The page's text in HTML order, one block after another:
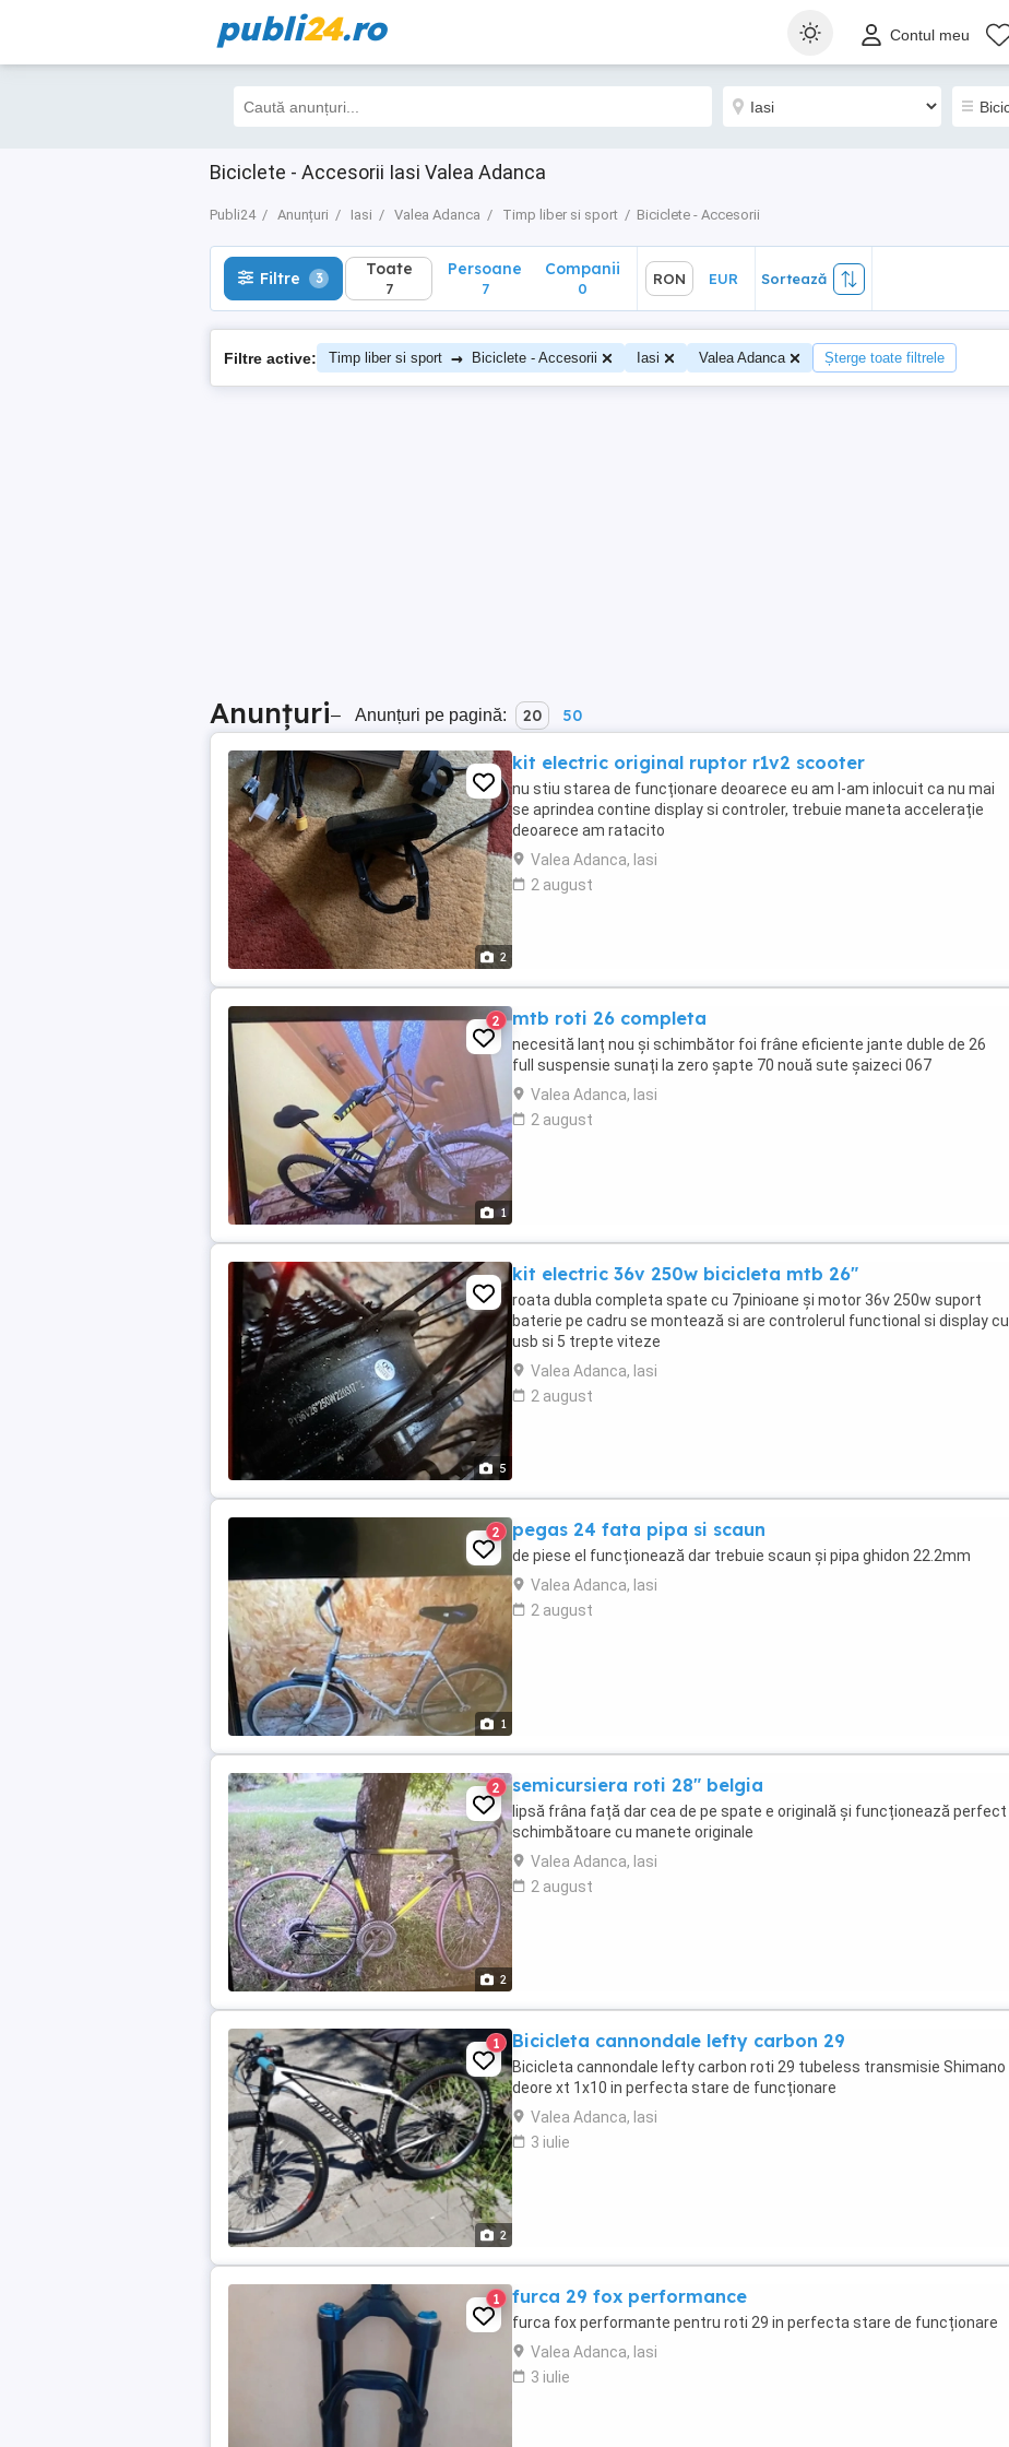
publi24.ro Contul meu
Biciclete - Accesorii Iasi Valea Adanca
Publi24 Anunțuri Iasi Valea Adanca Timp liber si sport Biciclete - Accesorii
Filtre 3 Toate
7
Sortează
Filtre 3 Toate
7
Persoane
7
Companii
0
RON EUR Sortează
Filtre active: Timp liber si sport → Biciclete - Accesorii Iasi Valea Adanca Șterge toate filtrele
Anunțuri– Anunțuri pe pagină: 20 50
2
kit electric original ruptor r1v2 scooter
nu stiu starea de funcționare deoarece eu am l-am inlocuit ca nu mai
se aprindea contine display si controler, trebuie maneta accelerație
deoarece am ratacito
Valea Adanca, Iasi
2 august
1
2 mtb roti 26 completa
necesită lanț nou și schimbător foi frâne eficiente jante duble de 26
full suspensie sunați la zero șapte 70 nouă sute șaizeci 067
Valea Adanca, Iasi
2 august
5
kit electric 36v 250w bicicleta mtb 26"
roata dubla completa spate cu 7pinioane și motor 36v 250w suport
baterie pe cadru se montează si are controlerul functional si display cu
usb si 5 trepte viteze
Valea Adanca, Iasi
2 august
1
2 pegas 24 fata pipa si scaun
de piese el funcționează dar trebuie scaun și pipa ghidon 22.2mm
Valea Adanca, Iasi
2 august
2
2 semicursiera roti 28" belgia
lipsă frâna față dar cea de pe spate e originală și funcționează perfect
schimbătoare cu manete originale
Valea Adanca, Iasi
2 august
2
1 Bicicleta cannondale lefty carbon 29
Bicicleta cannondale lefty carbon roti 29 tubeless transmisie Shimano
deore xt 1x10 in perfecta stare de funcționare
Valea Adanca, Iasi
3 iulie
1 furca 29 fox performance
furca fox performante pentru roti 29 in perfecta stare de funcționare
Valea Adanca, Iasi
3 iulie